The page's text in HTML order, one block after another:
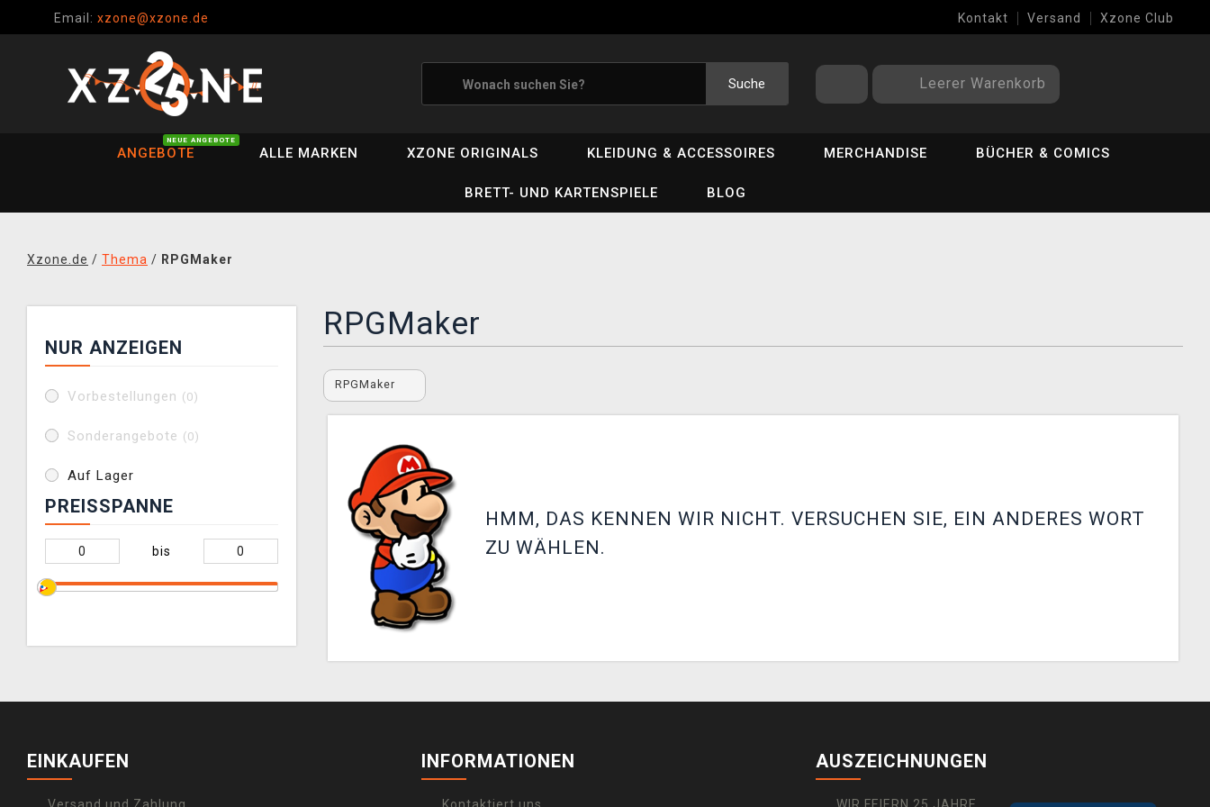
Email: xzone@xzone.de Kontakt Versand Xzone Club
Suche Leerer Warenkorb
ANGEBOTE
NEUE ANGEBOTE
ALLE MARKEN XZONE ORIGINALS KLEIDUNG & ACCESSOIRES MERCHANDISE BÜCHER & COMICS
BRETT- UND KARTENSPIELE BLOG
Xzone.de / Thema / RPGMaker
NUR ANZEIGEN
Vorbestellungen (0)
Sonderangebote (0)
Auf Lager
PREISSPANNE
bis
RPGMaker
RPGMaker
HMM, DAS KENNEN WIR NICHT. VERSUCHEN SIE, EIN ANDERES WORT
ZU WÄHLEN.
EINKAUFEN INFORMATIONEN AUSZEICHNUNGEN